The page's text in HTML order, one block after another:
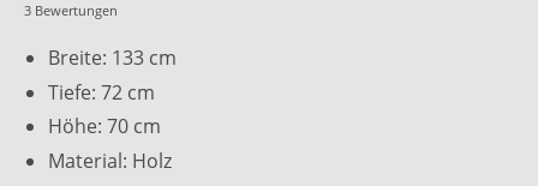
3 Bewertungen
Breite: 133 cm
Tiefe: 72 cm
Höhe: 70 cm
Material: Holz